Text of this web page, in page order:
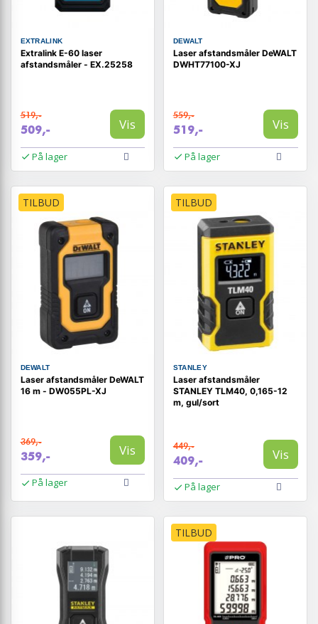
EXTRALINK
Extralink E-60 laser
afstandsmåler - EX.25258
519,-
509,- Vis
På lager
DEWALT
Laser afstandsmåler DeWALT
DWHT77100-XJ
559,-
519,- Vis
På lager
TILBUD
DEWALT
Laser afstandsmåler DeWALT
16 m - DW055PL-XJ
369,-
359,- Vis
På lager
TILBUD
STANLEY
Laser afstandsmåler
STANLEY TLM40, 0,165-12
m, gul/sort
449,-
409,- Vis
På lager
TILBUD